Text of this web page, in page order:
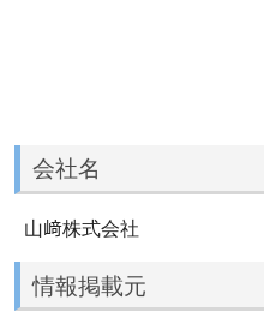
会社名
山﨑株式会社
情報掲載元